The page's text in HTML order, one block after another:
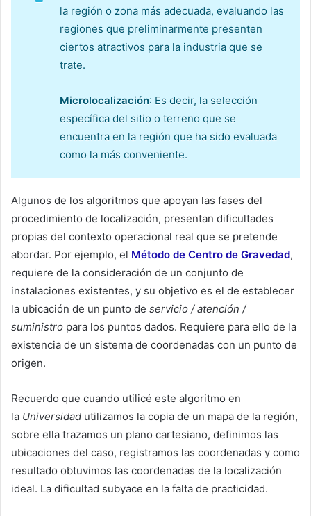
la región o zona más adecuada, evaluando las
regiones que preliminarmente presenten
ciertos atractivos para la industria que se
trate.
Microlocalización: Es decir, la selección
específica del sitio o terreno que se
encuentra en la región que ha sido evaluada
como la más conveniente.
Algunos de los algoritmos que apoyan las fases del
procedimiento de localización, presentan dificultades
propias del contexto operacional real que se pretende
abordar. Por ejemplo, el Método de Centro de Gravedad,
requiere de la consideración de un conjunto de
instalaciones existentes, y su objetivo es el de establecer
la ubicación de un punto de servicio / atención /
suministro para los puntos dados. Requiere para ello de la
existencia de un sistema de coordenadas con un punto de
origen.
Recuerdo que cuando utilicé este algoritmo en
la Universidad utilizamos la copia de un mapa de la región,
sobre ella trazamos un plano cartesiano, definimos las
ubicaciones del caso, registramos las coordenadas y como
resultado obtuvimos las coordenadas de la localización
ideal. La dificultad subyace en la falta de practicidad.